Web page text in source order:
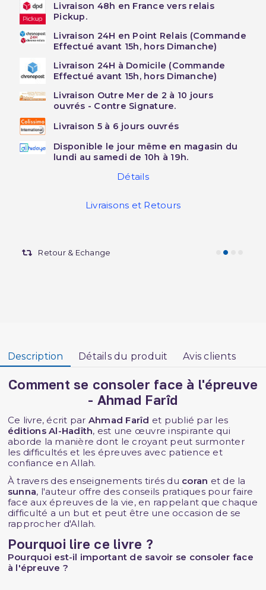
Livraison 48h en France vers relais
Pickup.
Livraison 24H en Point Relais (Commande
Effectué avant 15h, hors Dimanche)
Livraison 24H à Domicile (Commande
Effectué avant 15h, hors Dimanche)
Livraison Outre Mer de 2 à 10 jours
ouvrés - Contre Signature.
Livraison 5 à 6 jours ouvrés
Disponible le jour même en magasin du
lundi au samedi de 10h à 19h.
Détails
Livraisons et Retours
Retour & Echange
Description Détails du produit Avis clients
Comment se consoler face à l'épreuve
- Ahmad Farîd
Ce livre, écrit par Ahmad Farîd et publié par les
éditions Al-Hadîth, est une œuvre inspirante qui
aborde la manière dont le croyant peut surmonter
les difficultés et les épreuves avec patience et
confiance en Allah.
À travers des enseignements tirés du coran et de la
sunna, l'auteur offre des conseils pratiques pour faire
face aux épreuves de la vie, en rappelant que chaque
difficulté a un but et peut être une occasion de se
rapprocher d'Allah.
Pourquoi lire ce livre ?
Pourquoi est-il important de savoir se consoler face
à l'épreuve ?